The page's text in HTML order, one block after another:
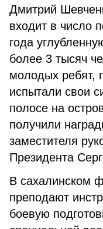
Дмитрий
входит в число
года
более 3 тысяч
молодых ребят,
испытали свои
полосе на
получили
заместителя
Президента
В сахалинском
преподают
боевую